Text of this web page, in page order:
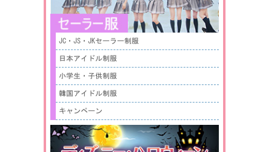
JC・JS・JKセーラー制服
日本アイドル制服
小学生・子供制服
韓国アイドル制服
キャンペーン